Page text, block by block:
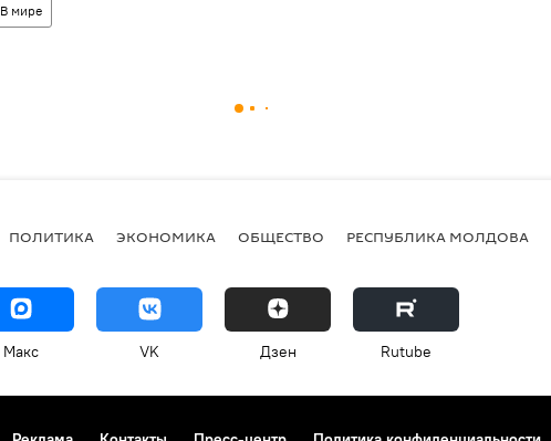
В мире
ПОЛИТИКА ЭКОНОМИКА ОБЩЕСТВО РЕСПУБЛИКА МОЛДОВА
Макс VK Дзен Rutube